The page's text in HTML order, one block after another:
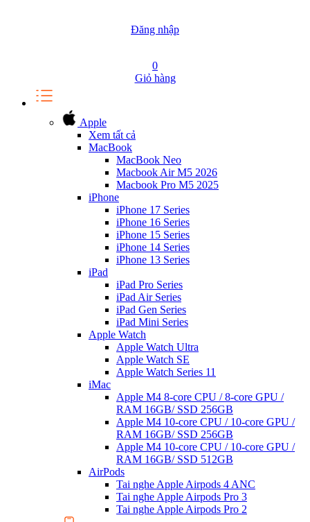
Đăng nhập
0
Giỏ hàng
Apple
Xem tất cả
MacBook
MacBook Neo
Macbook Air M5 2026
Macbook Pro M5 2025
iPhone
iPhone 17 Series
iPhone 16 Series
iPhone 15 Series
iPhone 14 Series
iPhone 13 Series
iPad
iPad Pro Series
iPad Air Series
iPad Gen Series
iPad Mini Series
Apple Watch
Apple Watch Ultra
Apple Watch SE
Apple Watch Series 11
iMac
Apple M4 8-core CPU / 8-core GPU /
RAM 16GB/ SSD 256GB
Apple M4 10-core CPU / 10-core GPU /
RAM 16GB/ SSD 256GB
Apple M4 10-core CPU / 10-core GPU /
RAM 16GB/ SSD 512GB
AirPods
Tai nghe Apple Airpods 4 ANC
Tai nghe Apple Airpods Pro 3
Tai nghe Apple Airpods Pro 2